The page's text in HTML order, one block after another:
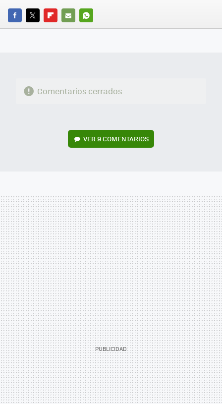
FACEBOOK
TWITTERFLIPBOARD
E-
WHATSAPP
Comentarios cerrados
VER9 COMENTARIOS